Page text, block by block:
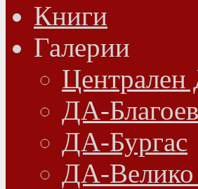
Книги
Галерии
ДА-
ДА-Бургас
ДА-Велико